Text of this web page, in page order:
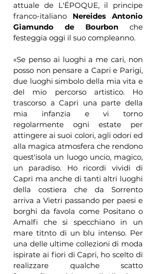
attuale de L'ÉPOQUE, il principe
franco-italiano Nereides Antonio
Giamundo de Bourbon che
festeggia oggi il suo compleanno.
«Se penso ai luoghi a me cari, non
posso non pensare a Capri e Parigi,
due luoghi simbolo della mia vita e
del mio percorso artistico. Ho
trascorso a Capri una parte della
mia infanzia e vi torno
regolarmente ogni estate per
attingere ai suoi colori, agli odori ed
alla magica atmosfera che rendono
quest'isola un luogo uncio, magico,
un paradiso. Ho ricordi vividi di
Capri ma anche di tanti altri luoghi
della costiera che da Sorrento
arriva a Vietri passando per paesi e
borghi da favola come Positano o
Amalfi che si specchiano in un
mare titnto di un blu intenso. Per
una delle ultime collezioni di moda
ispirate ai fiori di Capri, ho scelto di
realizzare qualche scatto